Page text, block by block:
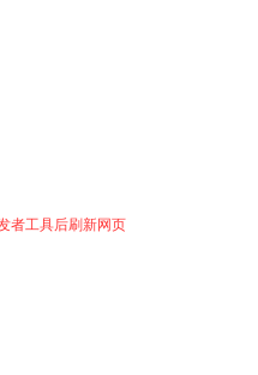
者工具后刷新网页